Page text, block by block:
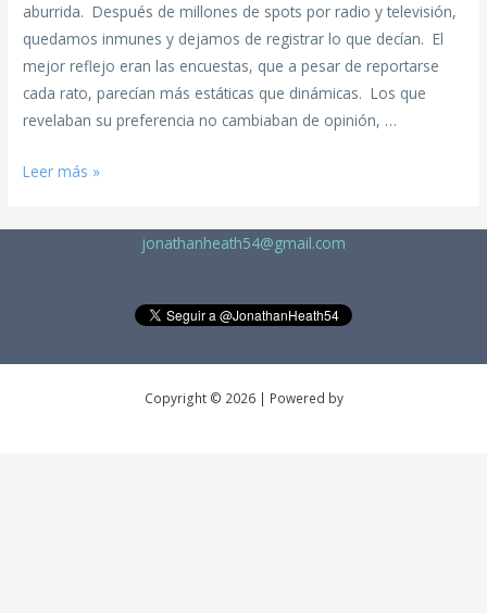
aburrida. Después de millones de spots por radio y televisión,
quedamos inmunes y dejamos de registrar lo que decían. El
mejor reflejo eran las encuestas, que a pesar de reportarse
cada rato, parecían más estáticas que dinámicas. Los que
revelaban su preferencia no cambiaban de opinión, …
Leer más »
jonathanheath54@gmail.com
Copyright © 2026 | Powered by